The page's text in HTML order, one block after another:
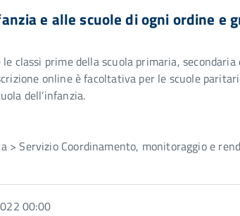
e alle scuole di ogni ordine e
classi prime della scuola primaria, secondaria
online è facoltativa per le scuole
dell’infanzia.
> Servizio Coordinamento, monitoraggio e
00:00